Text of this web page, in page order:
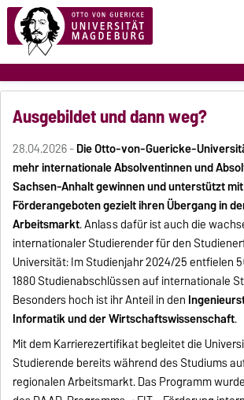
Ausgebildet und dann weg?
28.04.2026 -Die Otto-von-Guericke-
mehr internationale Absolventinnen und
Sachsen-Anhalt gewinnen und unterstützt
Förderangeboten gezielt ihren Übergang in
Arbeitsmarkt. Anlass dafür ist auch die
internationaler Studierender für den
Universität: Im Studienjahr 2024/25 entfielen
1880 Studienabschlüssen auf internationale
Besonders hoch ist ihr Anteil in den
Informatik und der Wirtschaftswissenschaft.
Mit dem Karrierezertifikat begleitet die
Studierende bereits während des Studiums
regionalen Arbeitsmarkt. Das Programm